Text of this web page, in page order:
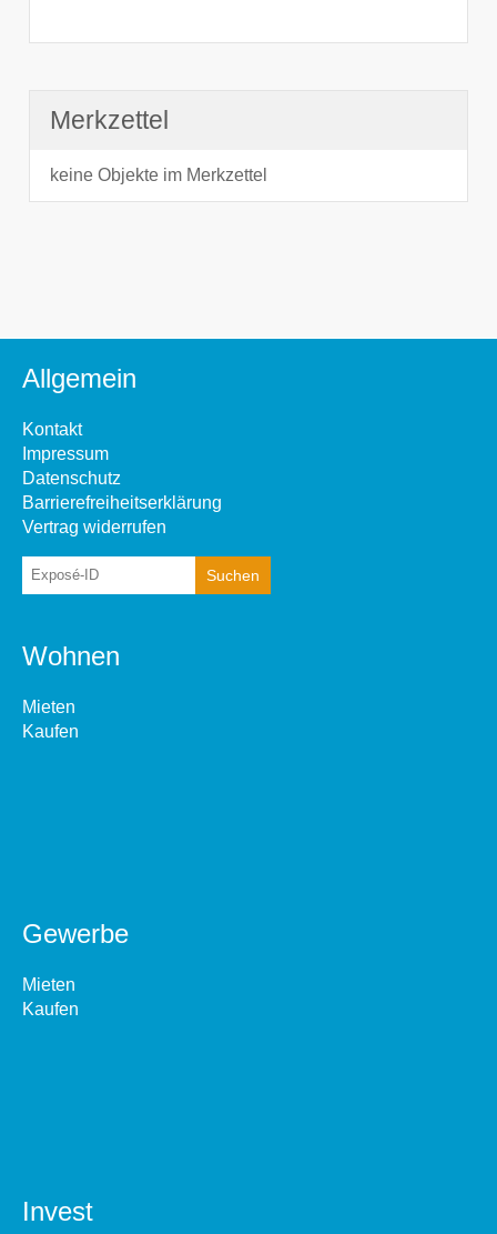
Merkzettel
keine Objekte im Merkzettel
Allgemein
Kontakt
Impressum
Datenschutz
Barrierefreiheitserklärung
Vertrag widerrufen
Wohnen
Mieten
Kaufen
Gewerbe
Mieten
Kaufen
Invest